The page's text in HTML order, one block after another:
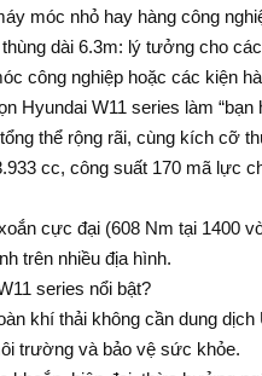
móc nhỏ hay hàng công
thùng dài 6.3m: lý tưởng cho
công nghiệp hoặc các kiện
Hyundai W11 series làm
thể rộng rãi, cùng kích cỡ
cc, công suất 170 mã lực
cực đại (608 Nm tại 1400
trên nhiều địa hình.
series nổi bật?
khí thải không cần dung
trường và bảo vệ sức khỏe.